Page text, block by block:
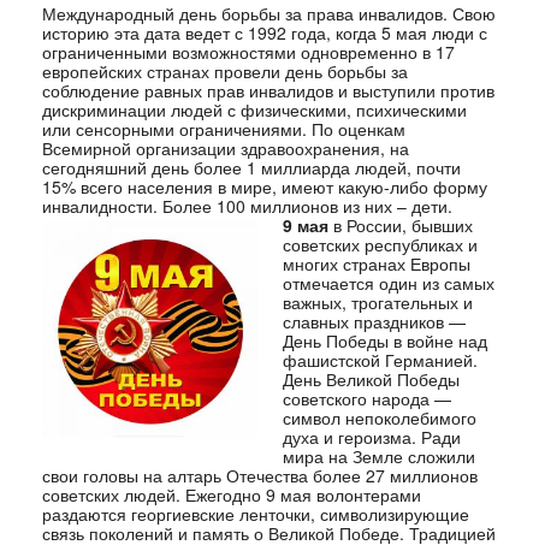
Международный день борьбы за права инвалидов. Свою
историю эта дата ведет с 1992 года, когда 5 мая люди с
ограниченными возможностями одновременно в 17
европейских странах провели день борьбы за
соблюдение равных прав инвалидов и выступили против
дискриминации людей с физическими, психическими
или сенсорными ограничениями. По оценкам
Всемирной организации здравоохранения, на
сегодняшний день более 1 миллиарда людей, почти
15% всего населения в мире, имеют какую-либо форму
инвалидности. Более 100 миллионов из них – дети.
9 мая в России, бывших
советских республиках и
многих странах Европы
отмечается один из самых
важных, трогательных и
славных праздников —
День Победы в войне над
фашистской Германией.
День Великой Победы
советского народа —
символ непоколебимого
духа и героизма. Ради
мира на Земле сложили
свои головы на алтарь Отечества более 27 миллионов
советских людей. Ежегодно 9 мая волонтерами
раздаются георгиевские ленточки, символизирующие
связь поколений и память о Великой Победе. Традицией